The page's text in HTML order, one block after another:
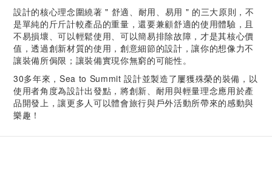
設計的核心理念圍繞著 " 舒適、耐用、易用 " 的三大原則，不
是單純的斤斤計較產品的重量，還要兼顧舒適的使用體驗，且
不易損壞、可以輕鬆使用、可以簡易排除故障，才是其核心價
值，透過創新材質的使用，創意細節的設計，讓你的想像力不
讓裝備所侷限；讓裝備實現你無窮的可能性。
30多年來，Sea to Summit 設計並製造了屢獲殊榮的裝備，以
使用者角度為設計出發點，將創新、耐用與輕量理念應用於產
品開發上，讓更多人可以體會旅行與戶外活動所帶來的感動與
樂趣！